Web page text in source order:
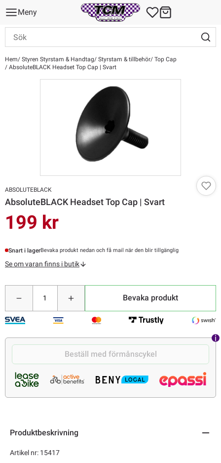
Meny
Hem Styren Styrstam & Handtag Styrstam & tillbehör Top Cap
AbsoluteBLACK Headset Top Cap | Svart
ABSOLUTEBLACK
AbsoluteBLACK Headset Top Cap | Svart
199 kr
Snart i lagerBevaka produkt nedan och få mail när den blir tillgänglig
Se om varan finns i butik
Bevaka produkt
Beställ med förmånscykel
Produktbeskrivning
Artikel nr: 15417